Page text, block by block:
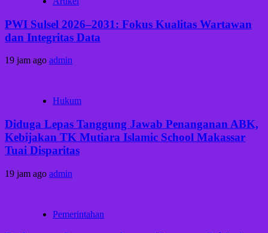
PWI Sulsel 2026–2031: Fokus Kualitas Wartawan
dan Integritas Data
19 jam ago admin
Hukum
Diduga Lepas Tanggung Jawab Penanganan ABK,
Kebijakan TK Mutiara Islamic School Makassar
Tuai Disparitas
19 jam ago admin
Pemerintahan